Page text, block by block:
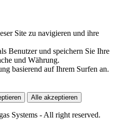
Site zu navigieren und ihre
Benutzer und speichern Sie Ihre
und Währung.
basierend auf Ihrem Surfen an.
Alle akzeptieren
Systems - All right reserved.